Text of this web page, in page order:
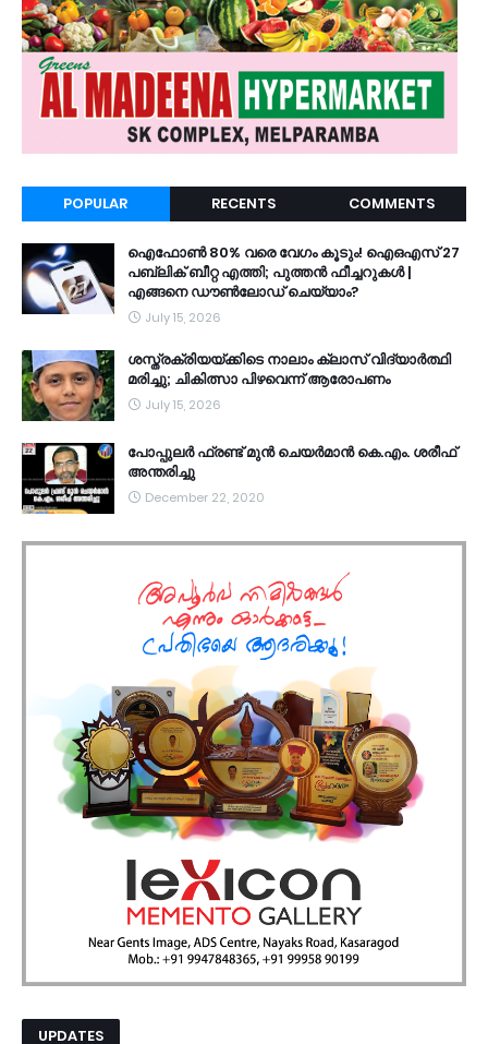
POPULAR RECENTS COMMENTS
ഐഫോൺ 80% വരെ വേഗം കൂടും! ഐഒഎസ് 27
പബ്ലിക് ബീറ്റ എത്തി; പുത്തൻ ഫീച്ചറുകൾ |
എങ്ങനെ ഡൗൺലോഡ് ചെയ്യാം?
July 15, 2026
ശസ്ത്രക്രിയയ്ക്കിടെ നാലാം ക്ലാസ് വിദ്യാർത്ഥി
മരിച്ചു; ചികിത്സാ പിഴവെന്ന് ആരോപണം
July 15, 2026
പോപ്പുലർ ഫ്രണ്ട്​ മുൻ ചെയർമാൻ കെ.എം. ശരീഫ്​
അന്തരിച്ചു
December 22, 2020
UPDATES